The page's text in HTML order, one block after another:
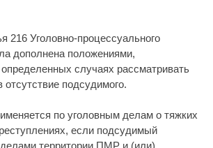
216 Уголовно-процессуального
дополнена положениями,
случаях рассматривать
подсудимого.
по уголовным делам о тяжких
если подсудимый